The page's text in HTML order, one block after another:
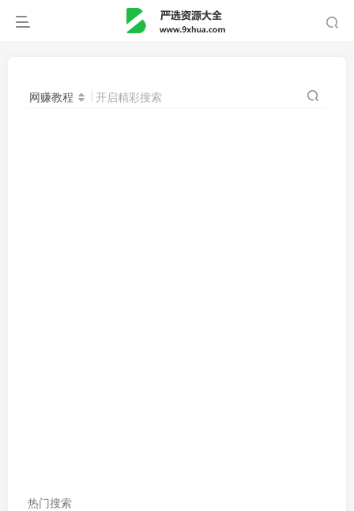
网赚教程 开启精彩搜索
热门搜索